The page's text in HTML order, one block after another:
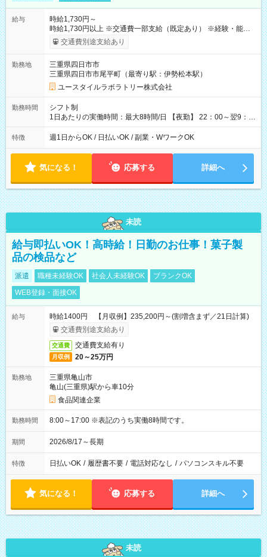
給与
時給1,730円～
時給1,730円以上 ※交通費一部支給（既定あり） ※経験・能力を
考慮して決定します 【収入例】 週1回勤務の場合：1,730円×8時
間×4回=5万5,360円 週3回勤務の場合：1,730円×8時間×12回
月 ※ 雇用形態と給与に、本採用時と異なる部分があります。 雇
用形態：本採用時と同じです。 給与：時給 1,520円以上
交通費別途支給あり
勤務地
三重県四日市市
三重県四日市市尾平町（最寄り駅：伊勢松本駅）
ユースタイルラボラトリー株式会社
勤務時間
シフト制
1日あたりの実働時間：最大8時間/日 【夜勤】 22：00～翌9：
00 ※週1日～OK ／ 夜勤専従 ＊＊ 勤務時間例 ＊＊ ■22時か
ら翌7時 ■23時から翌8時 ■24時から翌9時 など ※上記の時間
ます。 ※曜日固定（毎週同じ曜日での勤務となります）
特徴 週1日からOK / 日払いOK / 副業・WワークOK
気になる！ 応募する 詳細へ
未読
給与即払いOK！高時給！日勤のお仕事！菓子製
品の検品など
派遣 職種未経験OK 社会人未経験OK
ブランクOK
WEB登録・面接OK
給与
時給1400円 【月収例】235,200円～(割増含まず／21日計算)
交通費別途支給あり
交通費 交通費支給有り
月収例 20～25万円
勤務地
三重県亀山市
亀山(三重県)駅から車10分
食品関連企業
勤務時間 8:00～17:00 ※表記のうち実働8時間です。
期間 2026/8/17～長期
特徴 日払いOK / 履歴書不要 / 電話対応なし / パソコンスキル不要
気になる！ 応募する 詳細へ
未読